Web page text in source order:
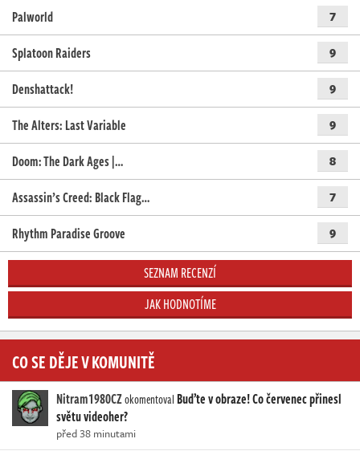
Palworld 7
Splatoon Raiders 9
Denshattack! 9
The Alters: Last Variable 9
Doom: The Dark Ages |… 8
Assassin’s Creed: Black Flag… 7
Rhythm Paradise Groove 9
SEZNAM RECENZÍ
JAK HODNOTÍME
CO SE DĚJE V KOMUNITĚ
Nitram1980CZokomentoval Buďte v obraze! Co červenec přinesl
světu videoher?
před 38 minutami